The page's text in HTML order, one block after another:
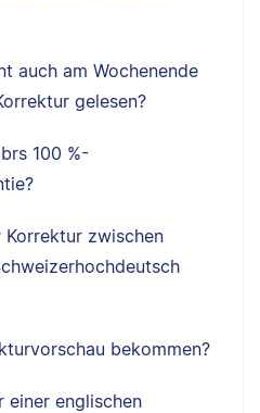
auch am Wochenende
gelesen?
100 %-
Korrektur zwischen
bekommen?
einer englischen